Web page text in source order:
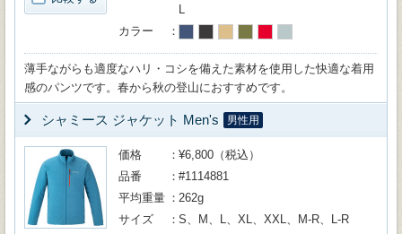
L
カラー
薄手ながらも適度なハリ・コシを備えた素材を使用した快適な着用
感のパンツです。春から秋の登山におすすめです。
シャミース ジャケット Men's 男性用
価格
¥6,800（税込）
品番
#1114881
平均重量
262g
サイズ
S、M、L、XL、XXL、M-R、L-R